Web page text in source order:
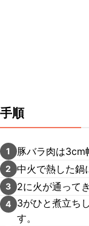
手順
1 豚バラ肉は3cm
2 中火で熱した鍋
3 2に火が通って
4
3がひと煮立ち
す。